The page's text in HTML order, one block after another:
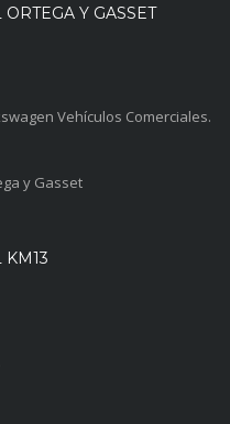
Y GASSET
Vehículos Comerciales.
y Gasset
KM13